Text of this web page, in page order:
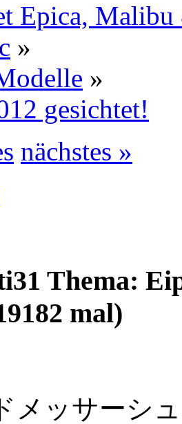
Epica,
»
»
gesichtet!
nächstes »
Thema:
mal)
メッサーシ